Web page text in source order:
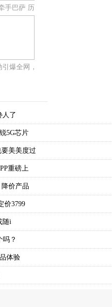
手巴萨 历
爆全网，
人了
5G芯片
美美度过
重磅上
价产品
价3799
随i
吗？
体验